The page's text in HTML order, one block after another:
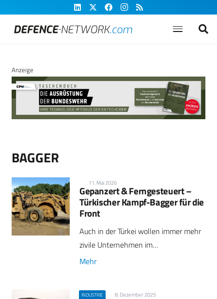
Anzeige
BAGGER
11. Mai 2026
Gepanzert & Ferngesteuert –
Türkischer Kampf-Bagger für die
Front
Auch in der Türkei wollen immer mehr
zivile Unternehmen im…
Mehr
INDUSTRIE 8. Dezember 2025